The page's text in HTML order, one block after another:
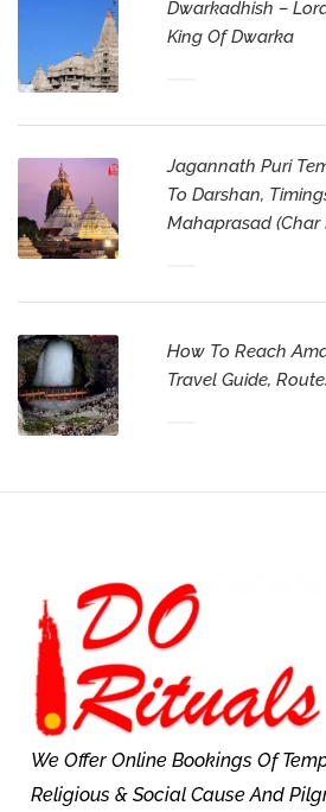
Dwarkadhish –
King Of Dwarka
Jagannath Puri
To Darshan,
Mahaprasad (Char
How To Reach
Travel Guide,
We Offer Online Bookings Of
Religious & Social Cause And